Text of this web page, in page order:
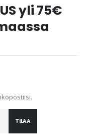
yli 75€
TILAA